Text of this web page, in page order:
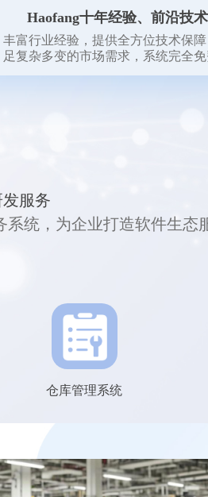
Haofang十年经验、前沿技术
丰富行业经验，提供全方位技术保
足复杂多变的市场需求，系统完全免
服务
统，为企业打造软件生态
仓库管理系统